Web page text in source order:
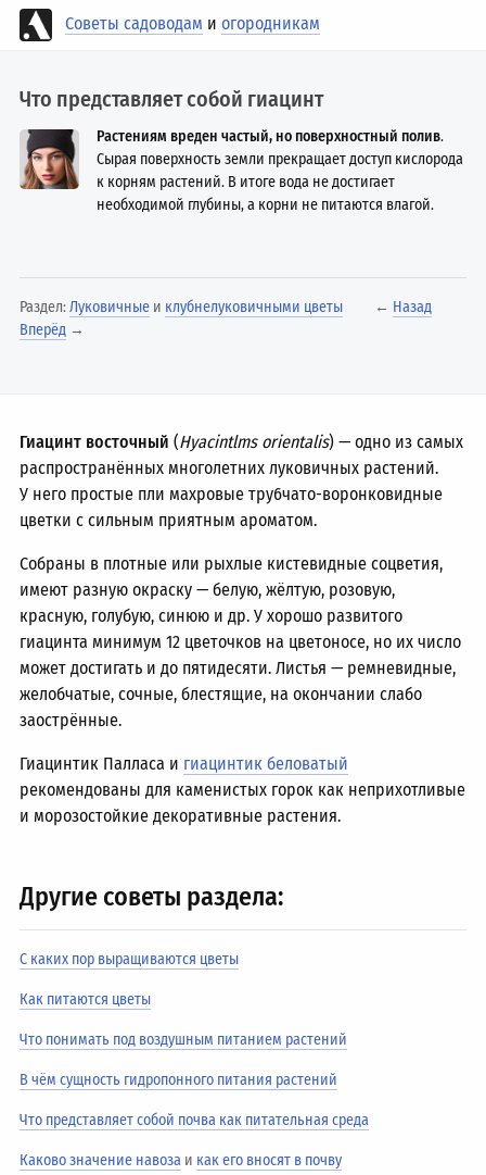
Советы садоводам иогородникам
Что представляет собой гиацинт
Растениям вреден частый, но поверхностный полив.
Сырая поверхность земли прекращает доступ кислорода
к корням растений. В итоге вода не достигает
необходимой глубины, а корни не питаются влагой.
Раздел:Луковичные и клубнелуковичными цветы ← Назад
Вперёд →
Гиацинт восточный (Hyacintlms orientalis) — одно из самых
распространённых многолетних луковичных растений.
У него простые пли махровые тру6чато-воронковидные
цветки с сильным приятным ароматом.
Собраны в плотные или рыхлые кистевидные соцветия,
имеют разную окраску — белую, жёлтую, розовую,
красную, голубую, синюю и др. У хорошо развитого
гиацинта минимум 12 цветочков на цветоносе, но их число
может достигать и до пятидесяти. Листья — ремневидные,
желобчатые, сочные, блестящие, на окончании слабо
заострённые.
Гиацинтик Палласа и гиацинтик беловатый
рекомендованы для каменистых горок как неприхотливые
и морозостойкие декоративные растения.
Другие советы раздела:
С каких пор выращиваются цветы
Как питаются цветы
Что понимать под воздушным питанием растений
В чём сущность гидропонного питания растений
Что представляет собой почва как питательная среда
Каково значение навоза и как его вносят в почву